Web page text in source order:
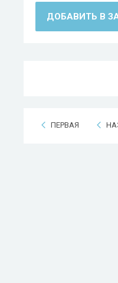
ДОБАВИТЬ В
ПЕРВАЯ